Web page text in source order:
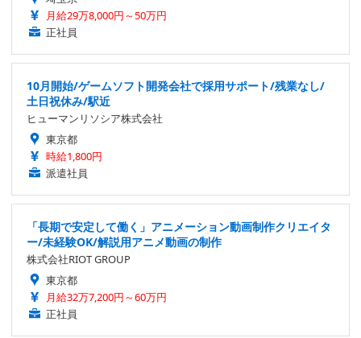
月給29万8,000円～50万円
正社員
10月開始/ゲームソフト開発会社で採用サポート/残業なし/
土日祝休み/駅近
ヒューマンリソシア株式会社
東京都
時給1,800円
派遣社員
「長期で安定して働く」アニメーション動画制作クリエイタ
ー/未経験OK/解説用アニメ動画の制作
株式会社RIOT GROUP
東京都
月給32万7,200円～60万円
正社員